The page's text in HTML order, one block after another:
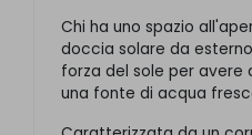
Chi ha uno spazio
doccia solare da
forza del sole per avere
una fonte di acqua